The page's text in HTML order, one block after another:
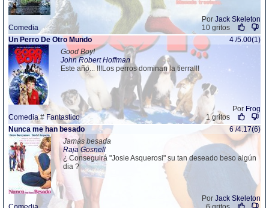
Por Jack Skeleton
Comedia
10 gritos
Un Perro De Otro Mundo
4 /5.00(1)
Good Boy!
John Robert Hoffman
Este año... !!!Los perros dominan la tierra!!!
Por Frog
Comedia#Fantastico
1 gritos
Nunca me han besado
6 /4.17(6)
Jamás besada
Raja Gosnell
¿ Conseguirá "Josie Asquerosi" su tan deseado beso algún
dia ?
Por Jack Skeleton